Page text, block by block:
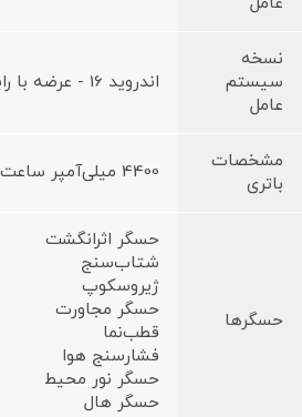
نسخه
سیستم
عامل
اندروید 16 - عرضه با رابط کاربری One UI 8
مشخصات
باتری
4400 میلی‌آمپر ساعت - 25 وات
حسگرها
حسگر اثرانگشت
شتاب‌سنج
ژیروسکوپ
حسگر مجاورت
قطب‌نما
فشارسنج هوا
حسگر نور محیط
حسگر هال